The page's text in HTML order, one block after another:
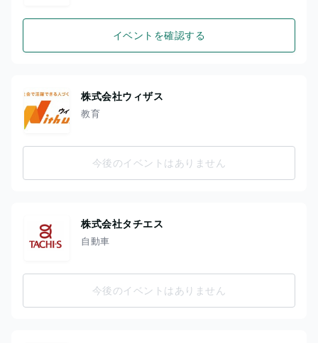
イベントを確認する
株式会社ウィザス
教育
今後のイベントはありません
株式会社タチエス
自動車
今後のイベントはありません